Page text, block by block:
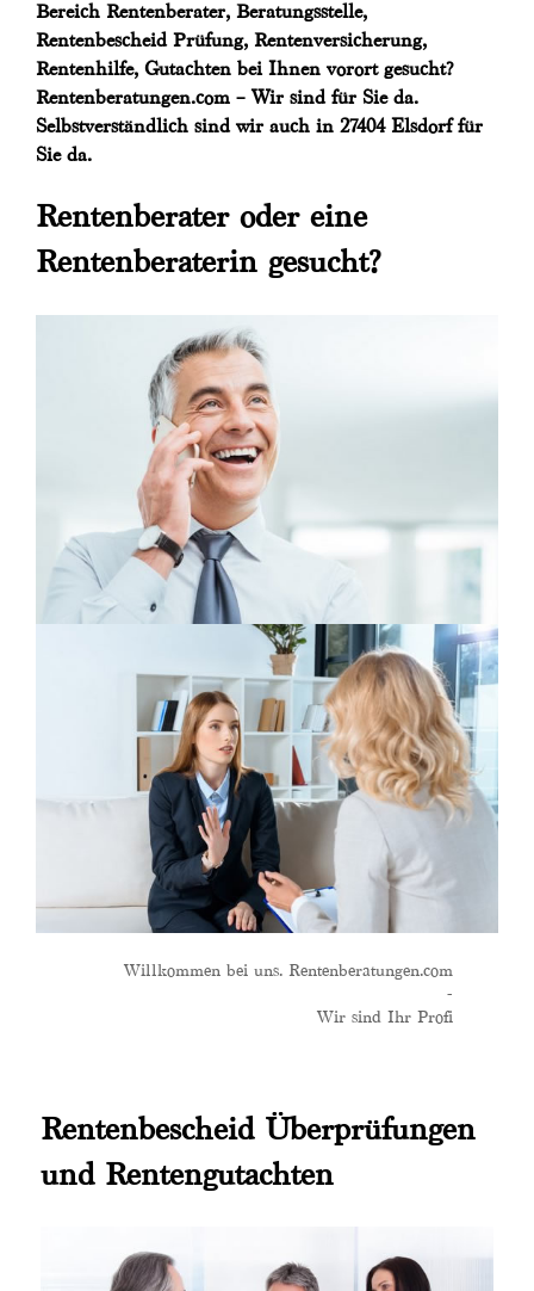
Bereich Rentenberater, Beratungsstelle,
Rentenbescheid Prüfung, Rentenversicherung,
Rentenhilfe, Gutachten bei Ihnen vorort gesucht?
Rentenberatungen.com – Wir sind für Sie da.
Selbstverständlich sind wir auch in 27404 Elsdorf für
Sie da.
Rentenberater oder eine
Rentenberaterin gesucht?
Willkommen bei uns. Rentenberatungen.com
-
Wir sind Ihr Profi
Rentenbescheid Überprüfungen
und Rentengutachten